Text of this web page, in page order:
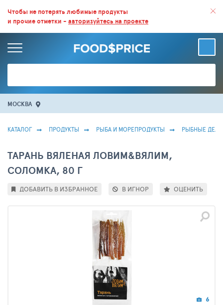
ВСЕ СКИДКИ И ВЫГОДНЫЕ ЦЕНЫ НА ПРОДУКТЫ В МАГАЗИНАХ.
БОЛЬШЕ 100 000 ТОВАРОВ. ЕЖЕДНЕВНОЕ ОБНОВЛЕНИЕ ЦЕН.
Чтобы не потерять любимые продукты
и прочие отметки - авторизуйтесь на проекте
МОСКВА
КАТАЛОГ ПРОДУКТЫ РЫБА И МОРЕПРОДУКТЫ РЫБНЫЕ
ТАРАНЬ ВЯЛЕНАЯ ЛОВИМ&ВЯЛИМ,
СОЛОМКА, 80 Г
6
ДОБАВИТЬ В ИЗБРАННОЕ В ИГНОР ОЦЕНИТЬ